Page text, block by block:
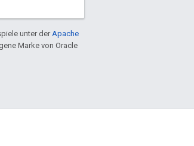
unter derApache
Marke von Oracle